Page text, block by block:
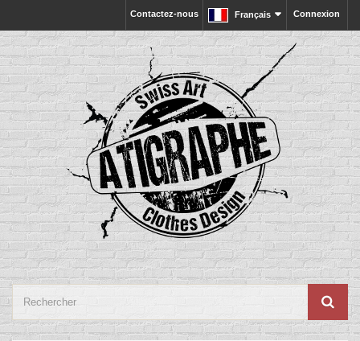
Connexion
Français
Contactez-nous